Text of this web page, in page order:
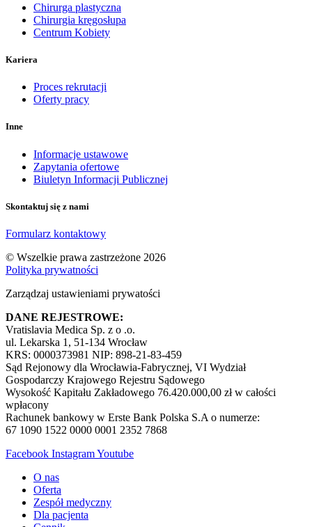
Chirurga plastyczna
Chirurgia kręgosłupa
Centrum Kobiety
Kariera
Proces rekrutacji
Oferty pracy
Inne
Informacje ustawowe
Zapytania ofertowe
Biuletyn Informacji Publicznej
Skontaktuj się z nami
Formularz kontaktowy
© Wszelkie prawa zastrzeżone 2026
Polityka prywatności
Zarządzaj ustawieniami prywatości
DANE REJESTROWE:
Vratislavia Medica Sp. z o .o.
ul. Lekarska 1, 51-134 Wrocław
KRS: 0000373981 NIP: 898-21-83-459
Sąd Rejonowy dla Wrocławia-Fabrycznej, VI Wydział
Gospodarczy Krajowego Rejestru Sądowego
Wysokość Kapitału Zakładowego 76.420.000,00 zł w całości
wpłacony
Rachunek bankowy w Erste Bank Polska S.A o numerze:
67 1090 1522 0000 0001 2352 7868
Facebook InstagramYoutube
O nas
Oferta
Zespół medyczny
Dla pacjenta